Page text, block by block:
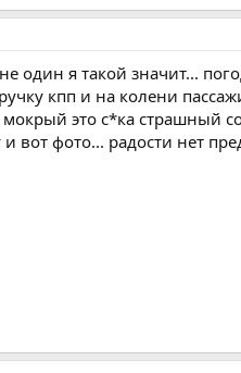
один я такой значит...
кпп и на колени
это с*ка страшный
вот фото... радости нет